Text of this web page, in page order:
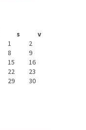
s
v
1
2
8
9
15
16
22
23
29
30